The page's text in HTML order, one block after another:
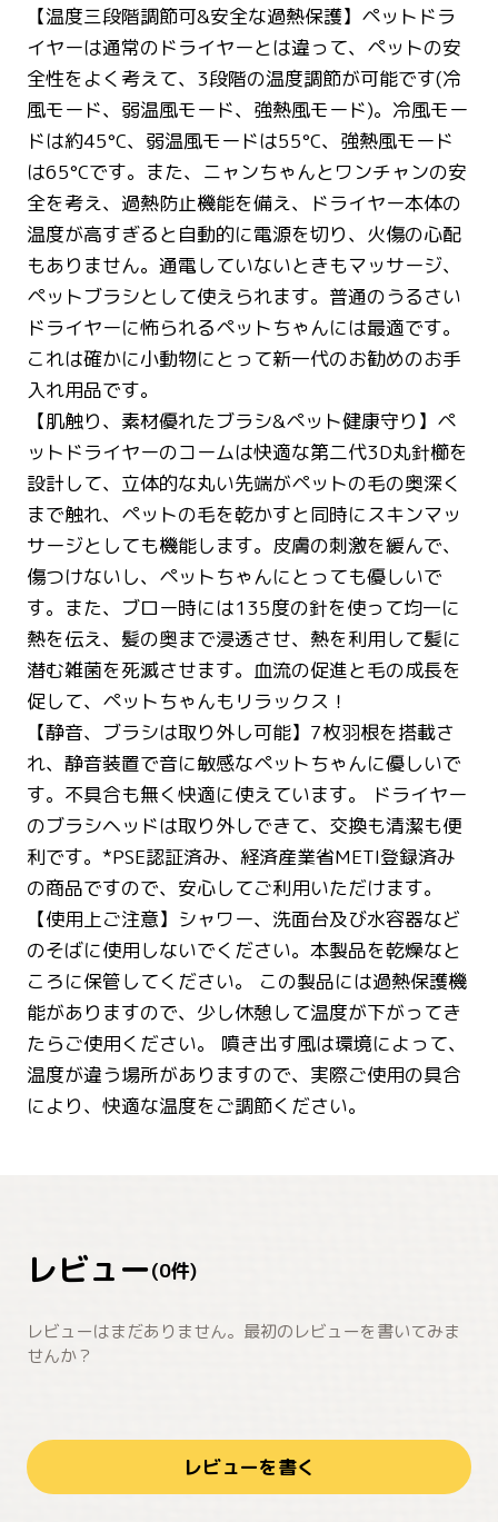
【温度三段階調節可&安全な過熱保護】ペットドラ
イヤーは通常のドライヤーとは違って、ペットの安
全性をよく考えて、3段階の温度調節が可能です(冷
風モード、弱温風モード、強熱風モード)。冷風モー
ドは約45°C、弱温風モードは55°C、強熱風モード
は65°Cです。また、ニャンちゃんとワンチャンの安
全を考え、過熱防止機能を備え、ドライヤー本体の
温度が高すぎると自動的に電源を切り、火傷の心配
もありません。通電していないときもマッサージ、
ペットブラシとして使えられます。普通のうるさい
ドライヤーに怖られるペットちゃんには最適です。
これは確かに小動物にとって新一代のお勧めのお手
入れ用品です。
【肌触り、素材優れたブラシ&ペット健康守り】ペ
ットドライヤーのコームは快適な第二代3D丸針櫛を
設計して、立体的な丸い先端がペットの毛の奥深く
まで触れ、ペットの毛を乾かすと同時にスキンマッ
サージとしても機能します。皮膚の刺激を緩んで、
傷つけないし、ペットちゃんにとっても優しいで
す。また、ブロー時には135度の針を使って均一に
熱を伝え、髪の奥まで浸透させ、熱を利用して髪に
潜む雑菌を死滅させます。血流の促進と毛の成長を
促して、ペットちゃんもリラックス！
【静音、ブラシは取り外し可能】7枚羽根を搭載さ
れ、静音装置で音に敏感なペットちゃんに優しいで
す。不具合も無く快適に使えています。 ドライヤー
のブラシヘッドは取り外しできて、交換も清潔も便
利です。*PSE認証済み、経済産業省METI登録済み
の商品ですので、安心してご利用いただけます。
【使用上ご注意】シャワー、洗面台及び水容器など
のそばに使用しないでください。本製品を乾燥なと
ころに保管してください。 この製品には過熱保護機
能がありますので、少し休憩して温度が下がってき
たらご使用ください。 噴き出す風は環境によって、
温度が違う場所がありますので、実際ご使用の具合
により、快適な温度をご調節ください。
レビュー(0件)
レビューはまだありません。最初のレビューを書いてみま
せんか？
レビューを書く